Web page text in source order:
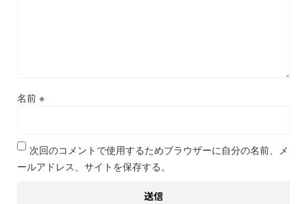
名前 ※
次回のコメントで使用するためブラウザーに自分の名前、メ
ールアドレス、サイトを保存する。